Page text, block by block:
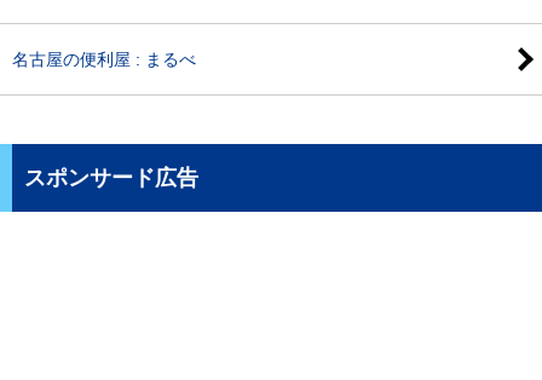
名古屋の便利屋 : まるべ
スポンサード広告